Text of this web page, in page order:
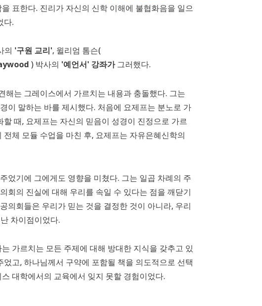
표한다. 진리가 자신의 신학 이해에 불협화음을 일으
다.
의 '구원 교리', 윌리엄 톰슨(
) 박사의 '예언서' 강좌가그러했다.
는 그레이스에서 가르치는 내용과 충돌했다. 그는
이 말하는 바를 제시했다. 처음에 요제프는 분노로 가
때, 요제프는 자신의 믿음이 성경이 진정으로 가르
체 모듈 수업을 마친 후, 요제프는 자유은혜신학의
었기에 그에게도 영향을 미쳤다. 그는 일곱 차례의 주
회의 진실에 대해 우리를 속일 수 있다는 점을 깨닫기
의회들은 우리가 믿는 것을 결정한 것이 아니라, 우리
차이점이었다.
가르치는 모든 주제에 대해 방대한 지식을 갖추고 있
고, 하나님께서 구약에 포함될 책을 의도적으로 선택
대학에서의 교육에서 잊지 못할 경험이었다.